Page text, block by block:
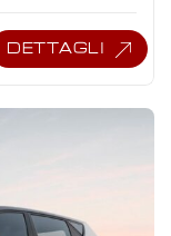
DETTAGLI